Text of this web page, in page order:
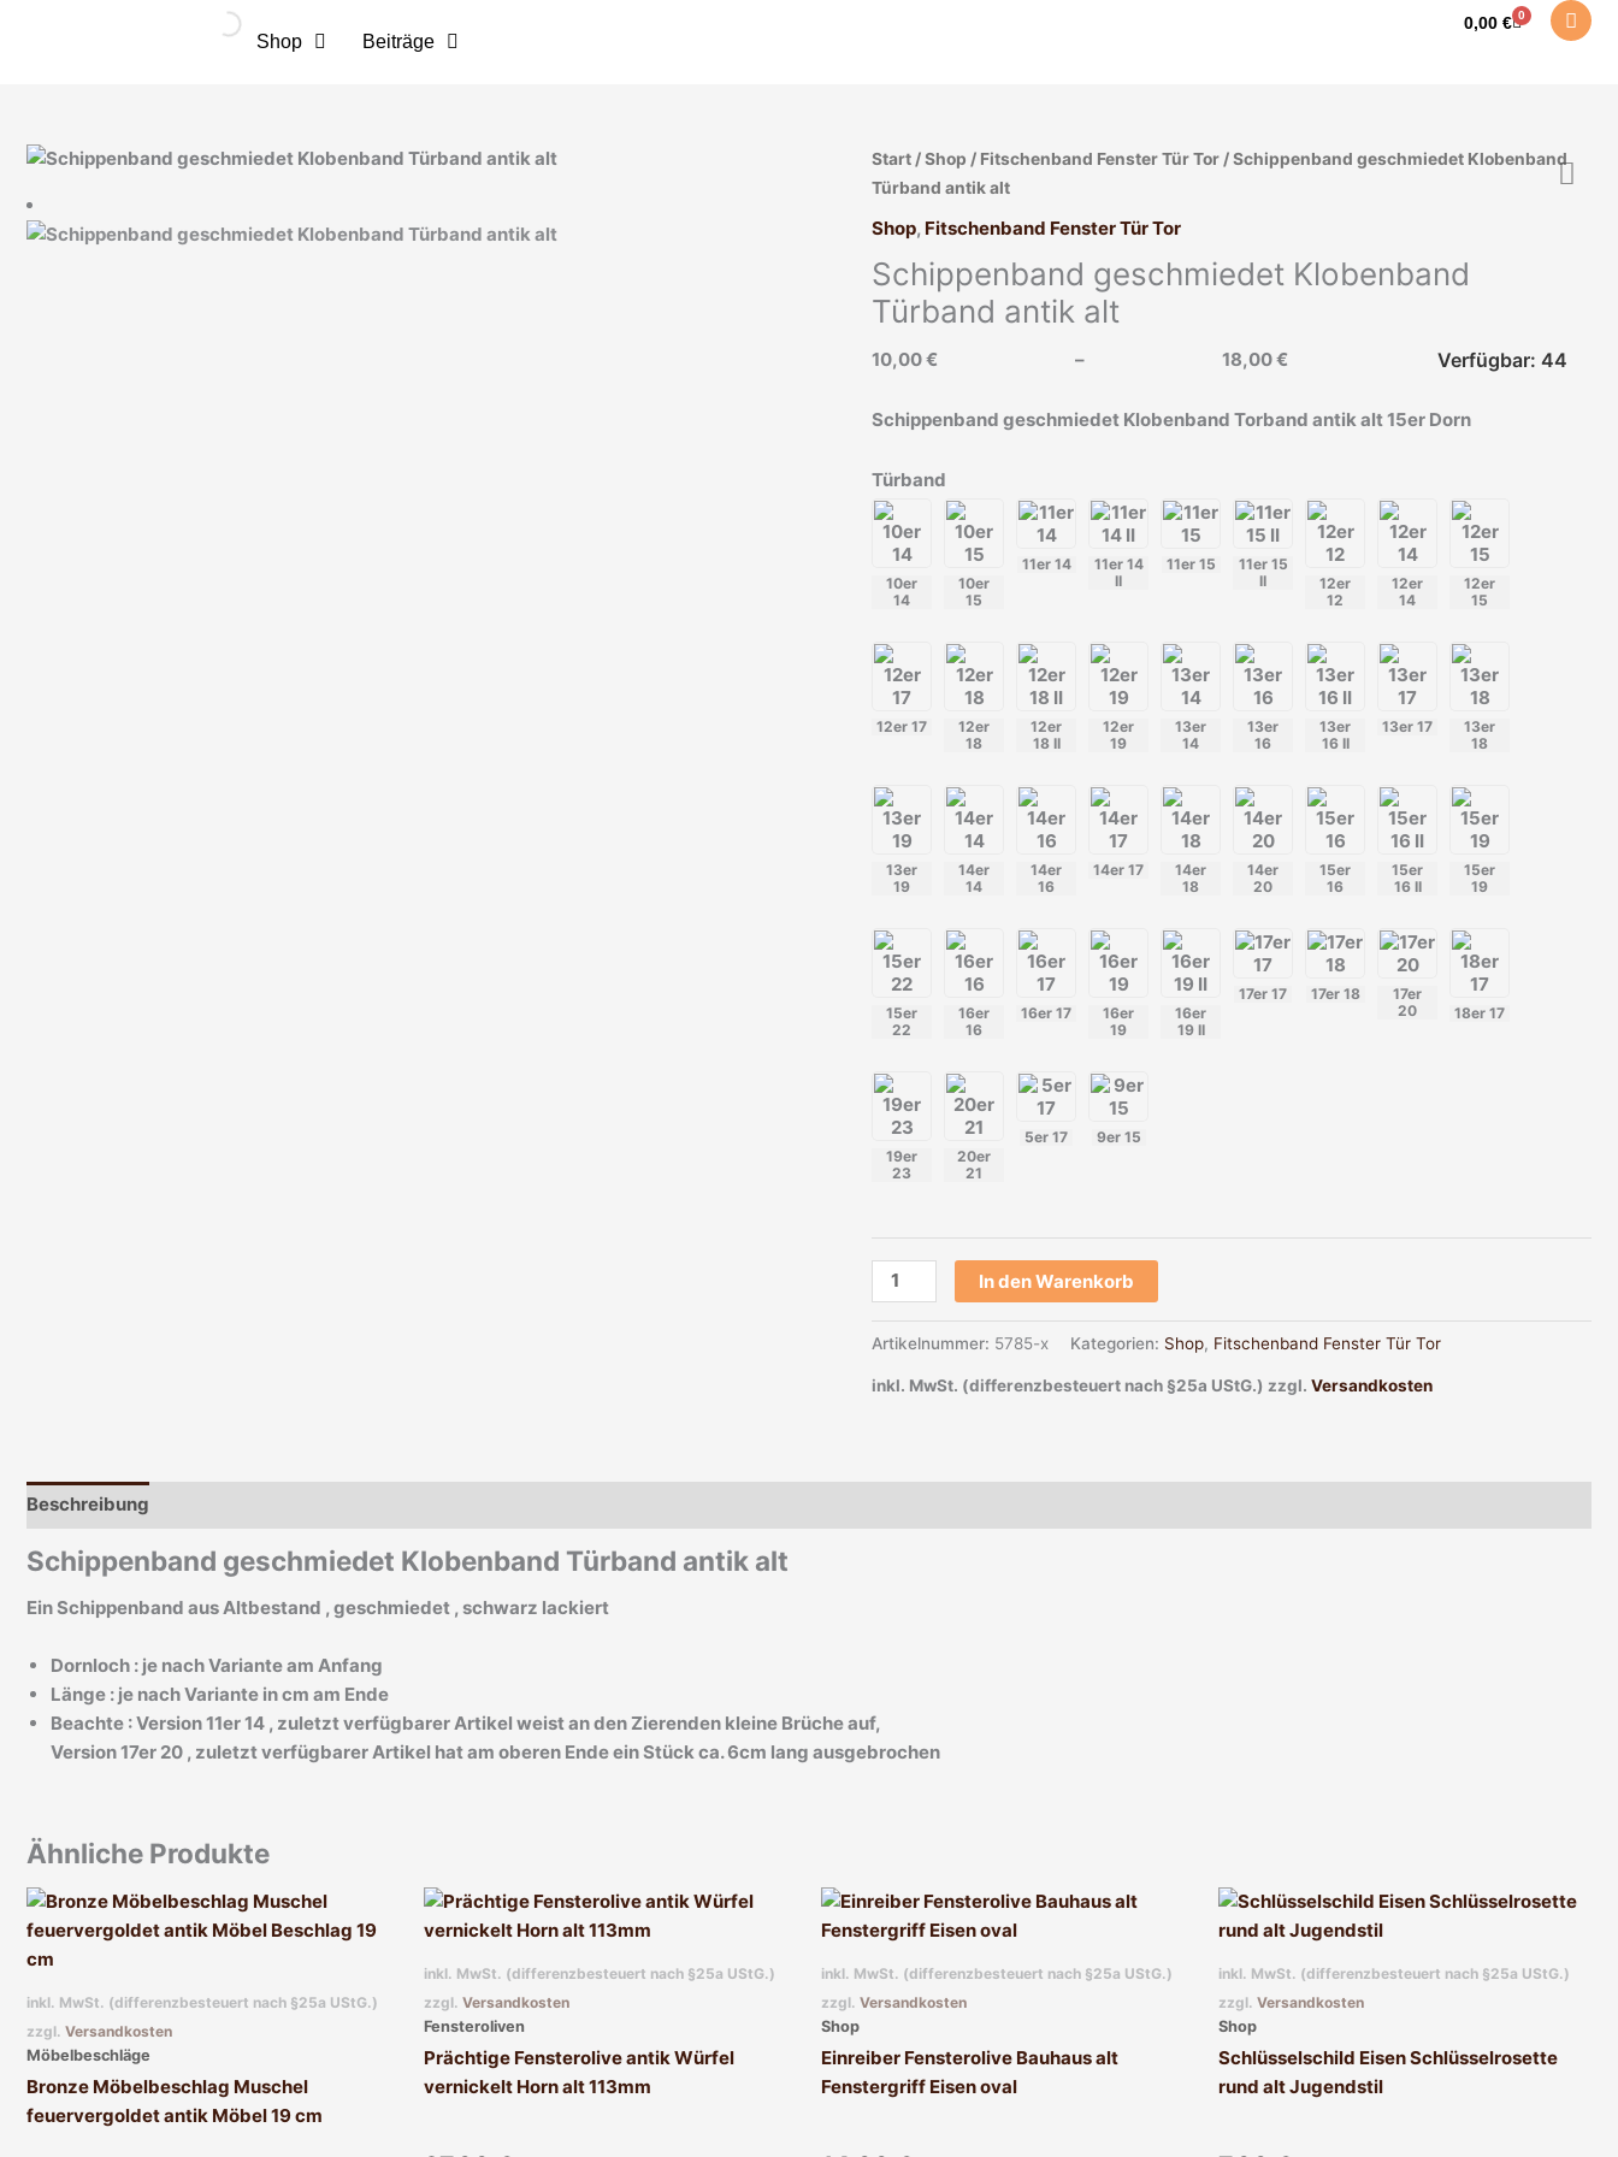
Shop Beiträge
0,00 € 0
Warenkorb
Start /Shop / Fitschenband Fenster Tür Tor / Schippenband geschmiedet Klobenband
Türband antik alt
Shop, Fitschenband Fenster Tür Tor
Schippenband geschmiedet Klobenband
Türband antik alt
10,00€ – 18,00€ Verfügbar: 44
Schippenband geschmiedet Klobenband Torband antik alt 15er Dorn
Türband
10er
14
10er
15
11er 14
11er 14
II
11er 15
11er 15
II
12er
12
12er
14
12er
15
12er 17
12er
18
12er
18 II
12er
19
13er
14
13er
16
13er
16 II
13er 17
13er
18
13er
19
14er
14
14er
16
14er 17
14er
18
14er
20
15er
16
15er
16 II
15er
19
15er
22
16er
16
16er 17
16er
19
16er
19 II
17er 17 17er 18
17er
20
18er 17
19er
23
20er
21
5er 17 9er 15
Schippenband
geschmiedet
Klobenband
Türband
antik
alt
Menge
In den Warenkorb
Artikelnummer: 5785-x Kategorien: Shop, Fitschenband Fenster Tür Tor
inkl. MwSt. (differenzbesteuert nach §25a UStG.) zzgl. Versandkosten
Beschreibung
Schippenband geschmiedet Klobenband Türband antik alt
Ein Schippenband aus Altbestand , geschmiedet , schwarz lackiert
Dornloch : je nach Variante am Anfang
Länge : je nach Variante in cm am Ende
Beachte : Version 11er 14 , zuletzt verfügbarer Artikel weist an den Zierenden kleine Brüche auf,
Version 17er 20 , zuletzt verfügbarer Artikel hat am oberen Ende ein Stück ca. 6cm lang ausgebrochen
Ähnliche Produkte
inkl. MwSt. (differenzbesteuert nach §25a UStG.)
zzgl. Versandkosten
Möbelbeschläge
Bronze Möbelbeschlag Muschel
feuervergoldet antik Möbel 19 cm
inkl. MwSt. (differenzbesteuert nach §25a UStG.)
zzgl. Versandkosten
Fensteroliven
Prächtige Fensterolive antik Würfel
vernickelt Horn alt 113mm
inkl. MwSt. (differenzbesteuert nach §25a UStG.)
zzgl. Versandkosten
Shop
Einreiber Fensterolive Bauhaus alt
Fenstergriff Eisen oval
inkl. MwSt. (differenzbesteuert nach §25a UStG.)
zzgl. Versandkosten
Shop
Schlüsselschild Eisen Schlüsselrosette
rund alt Jugendstil